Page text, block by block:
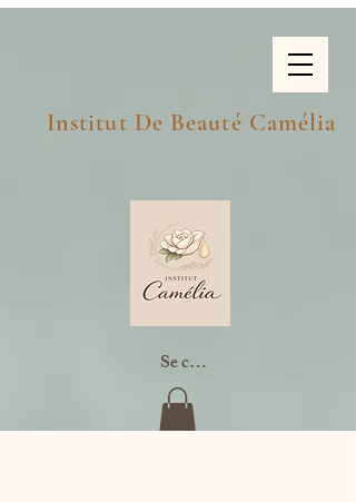
Institut De Beauté Camélia
Se connecter